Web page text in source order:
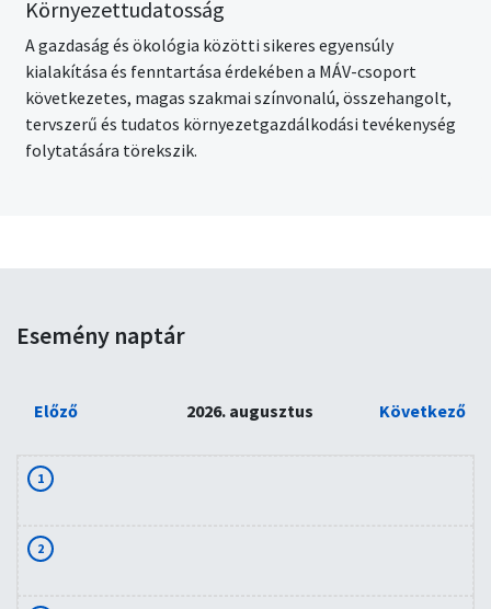
Környezettudatosság
A gazdaság és ökológia közötti sikeres egyensúly
kialakítása és fenntartása érdekében a MÁV-csoport
következetes, magas szakmai színvonalú, összehangolt,
tervszerű és tudatos környezetgazdálkodási tevékenység
folytatására törekszik.
Esemény naptár
Előző 2026. augusztus Következő
1
2